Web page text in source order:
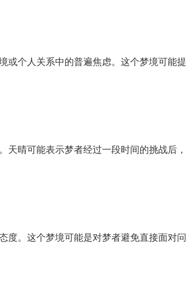
或个人关系中的普遍焦虑。这个梦境可能提
晴可能表示梦者经过一段时间的挑战后，
度。这个梦境可能是对梦者避免直接面对问